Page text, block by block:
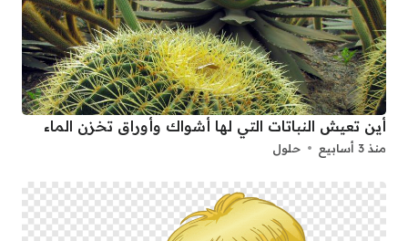
أين تعيش النباتات التي لها أشواك وأوراق تخزن الماء
منذ 3 أسابيع حلول